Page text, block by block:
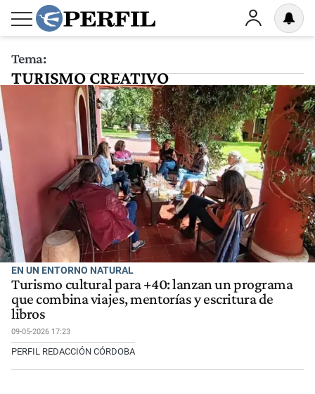
Tema:
TURISMO CREATIVO
EN UN ENTORNO NATURAL
Turismo cultural para +40: lanzan un programa
que combina viajes, mentorías y escritura de
libros
09-05-2026 17:23
PERFIL REDACCIÓN CÓRDOBA